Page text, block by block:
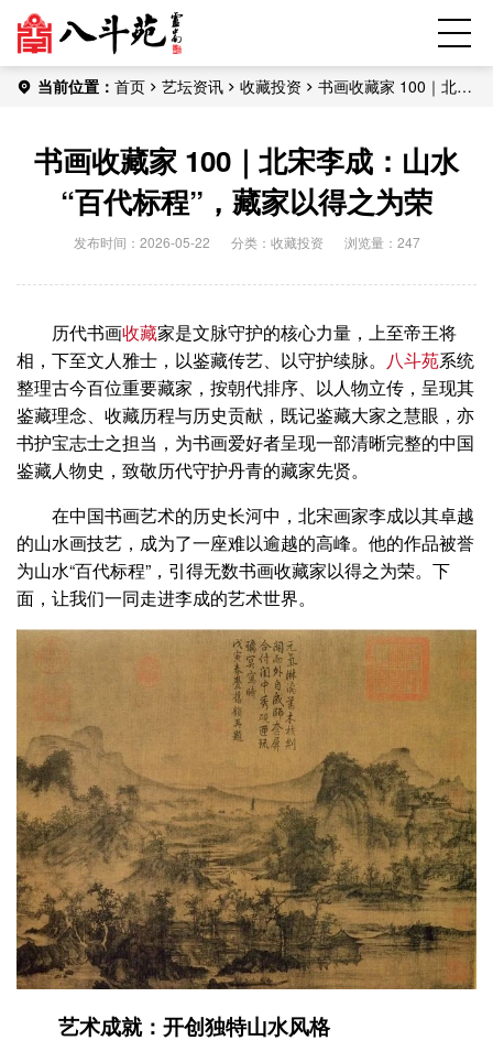
当前位置： 首页 艺坛资讯 收藏投资
书画收藏家 100｜北宋
书画收藏家 100｜北宋李成：山水
“百代标程”，藏家以得之为荣
发布时间：2026-05-22 分类： 收藏投资 浏览量：247
历代书画收藏家是文脉守护的核心力量，上至帝王将
相，下至文人雅士，以鉴藏传艺、以守护续脉。 八斗苑系统
整理古今百位重要藏家，按朝代排序、以人物立传，呈现其
鉴藏理念、收藏历程与历史贡献，既记鉴藏大家之慧眼，亦
书护宝志士之担当，为书画爱好者呈现一部清晰完整的中国
鉴藏人物史，致敬历代守护丹青的藏家先贤。
在中国书画艺术的历史长河中，北宋画家李成以其卓越
的山水画技艺，成为了一座难以逾越的高峰。他的作品被誉
为山水“百代标程”，引得无数书画收藏家以得之为荣。下
面，让我们一同走进李成的艺术世界。
艺术成就：开创独特山水风格